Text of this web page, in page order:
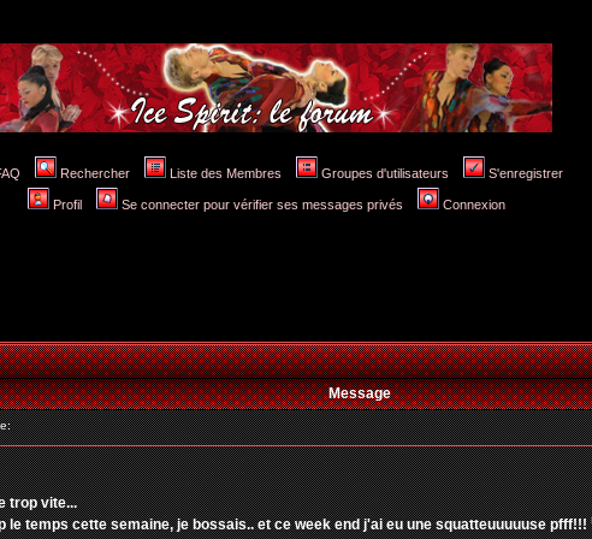
Rechercher Liste des Membres Groupes d'utilisateurs S'enregistrer
Profil Se connecter pour vérifier ses messages privés Connexion
Message
trop vite...
temps cette semaine, je bossais.. et ce week end j'ai eu une squatteuuuuuse pfff!!!